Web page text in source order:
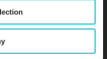
Kennzahlen
und gewieften Service-
nichts mehr im Wege!